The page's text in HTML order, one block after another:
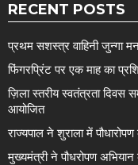
RECENT POSTS
प्रथम सशस्त्र वाहिनी जुन्गा
फिंगरप्रिंट पर एक माह का
ज़िला स्तरीय स्वतंत्रता दिवस
आयोजित
राज्यपाल ने शुराला में
मुख्यमंत्री ने पौधरोपण